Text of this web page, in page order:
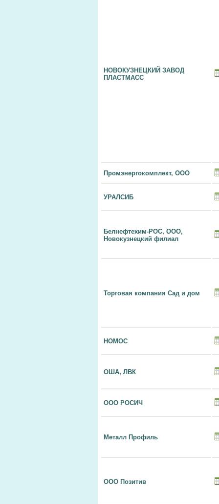
НОВОКУЗНЕЦКИЙ ЗАВОД
ПЛАСТМАСС
Промэнергокомплект, ООО
УРАЛСИБ
Белнефтехим-РОС, ООО,
Новокузнецкий филиал
Торговая компания Сад и дом
НОМОС
ОША, ЛВК
ООО РОСИЧ
Металл Профиль
ООО Позитив